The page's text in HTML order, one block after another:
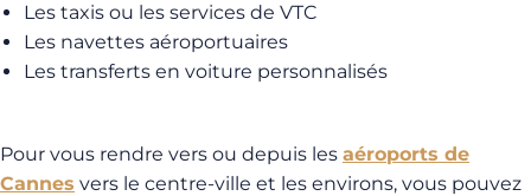
Les taxis ou les services de VTC
Les navettes aéroportuaires
Les transferts en voiture personnalisés
Pour vous rendre vers ou depuis les aéroports de
Cannes vers le centre-ville et les environs, vous pouvez